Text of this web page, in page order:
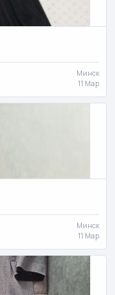
Минск
11 Мар
Минск
11 Мар